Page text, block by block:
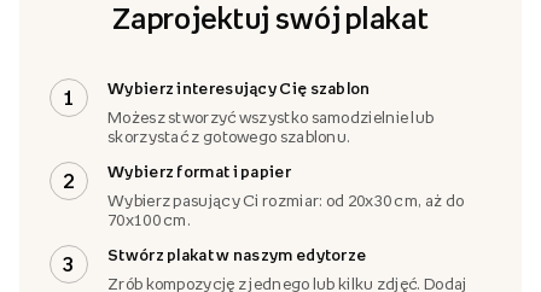
Zaprojektuj swój plakat
1
Wybierz interesujący Cię szablon
Możesz stworzyć wszystko samodzielnie lub
skorzystać z gotowego szablonu.
2
Wybierz format i papier
Wybierz pasujący Ci rozmiar: od 20x30 cm, aż do
70x100 cm.
3
Stwórz plakat w naszym edytorze
Zrób kompozycję z jednego lub kilku zdjęć. Dodaj